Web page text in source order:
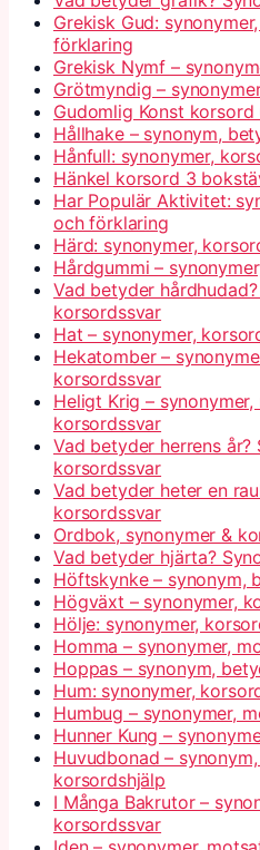
Grekisk Gud:
förklaring
Grekisk Nymf –
Grötmyndig –
Gudomlig Konst
Hållhake – synonym,
Hånfull: synonymer,
Hänkel korsord 3
Har Populär Aktivitet:
och förklaring
Härd: synonymer,
Hårdgummi –
Vad betyder
korsordssvar
Hat – synonymer,
Hekatomber –
korsordssvar
Heligt Krig –
korsordssvar
Vad betyder herrens år?
korsordssvar
Vad betyder heter en
korsordssvar
Ordbok, synonymer &
Vad betyder hjärta?
Höftskynke – synonym,
Högväxt – synonymer,
Hölje: synonymer,
Homma – synonymer,
Hoppas – synonym,
Hum: synonymer,
Humbug – synonymer,
Hunner Kung –
Huvudbonad –
korsordshjälp
I Många Bakrutor –
korsordssvar